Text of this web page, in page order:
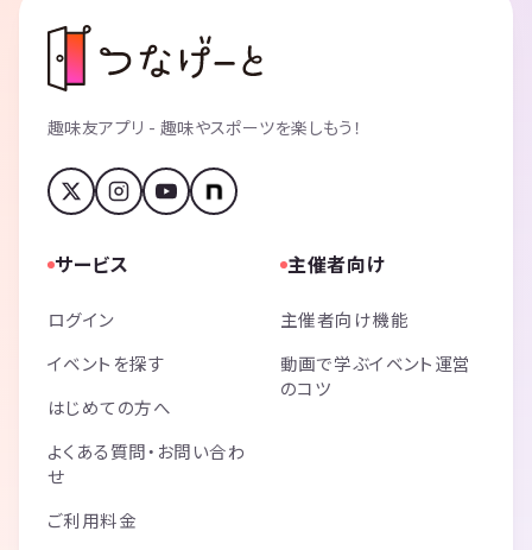
趣味友アプリ - 趣味やスポーツを楽しもう！
サービス
ログイン
イベントを探す
はじめての方へ
よくある質問・お問い合わ
せ
ご利用料金
主催者向け
主催者向け機能
動画で学ぶイベント運営
のコツ